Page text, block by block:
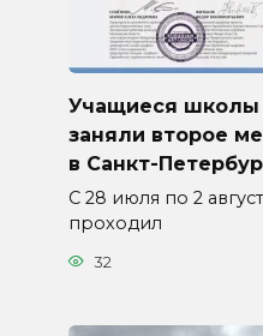
Учащиеся школы
заняли второе
в Санкт-
С 28 июля по 2
проходил
32